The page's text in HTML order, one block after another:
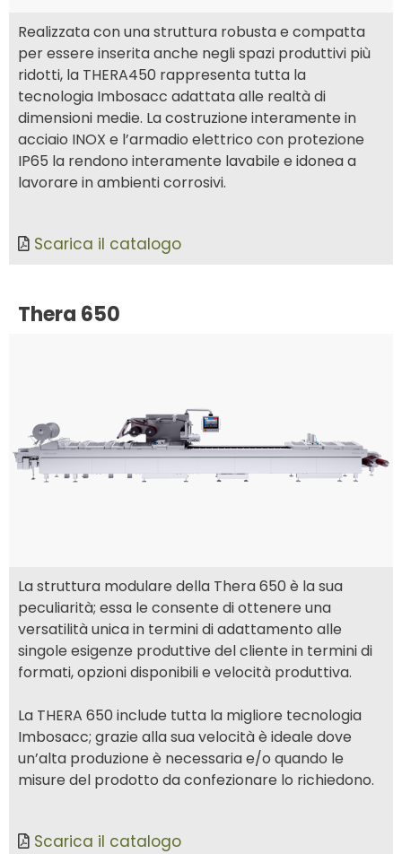
Realizzata con una struttura robusta e compatta
per essere inserita anche negli spazi produttivi più
ridotti, la THERA450 rappresenta tutta la
tecnologia Imbosacc adattata alle realtà di
dimensioni medie. La costruzione interamente in
acciaio INOX e l’armadio elettrico con protezione
IP65 la rendono interamente lavabile e idonea a
lavorare in ambienti corrosivi.
Scarica il catalogo
Thera 650
La struttura modulare della Thera 650 è la sua
peculiarità; essa le consente di ottenere una
versatilità unica in termini di adattamento alle
singole esigenze produttive del cliente in termini di
formati, opzioni disponibili e velocità produttiva.
La THERA 650 include tutta la migliore tecnologia
Imbosacc; grazie alla sua velocità è ideale dove
un’alta produzione è necessaria e/o quando le
misure del prodotto da confezionare lo richiedono.
Scarica il catalogo